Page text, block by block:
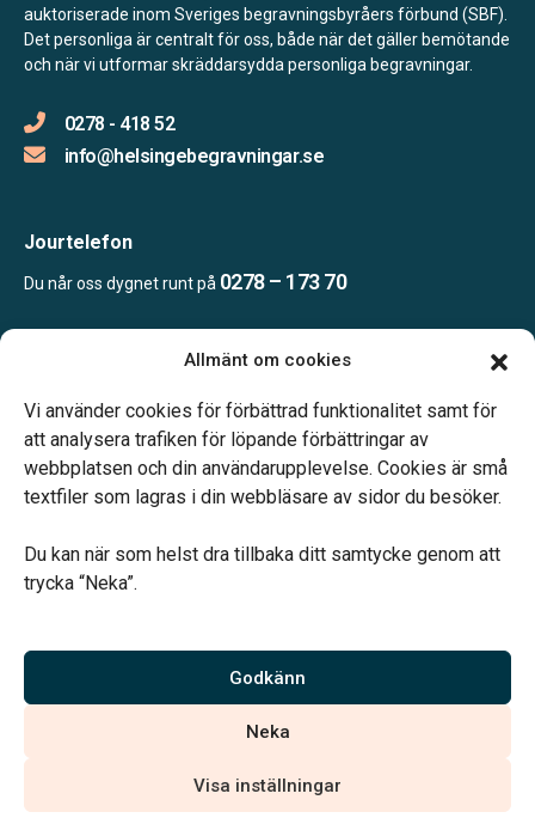
Allmänt om cookies
Vi använder cookies för förbättrad funktionalitet samt för
att analysera trafiken för löpande förbättringar av
webbplatsen och din användarupplevelse. Cookies är små
textfiler som lagras i din webbläsare av sidor du besöker.
Du kan när som helst dra tillbaka ditt samtycke genom att
trycka “Neka”.
Godkänn
Neka
Visa inställningar
auktoriserade inom Sveriges begravningsbyråers förbund (SBF).
Det personliga är centralt för oss, både när det gäller bemötande
och när vi utformar skräddarsydda personliga begravningar.
0278 - 418 52
info@helsingebegravningar.se
Jourtelefon
Du når oss dygnet runt på 0278 – 173 70
Kontoret bemannas enligt telefonöverenskommelse
Vårt systerbolag Verahill hjälper dig med familjejuridiken –
Vi är auktoriserade av Sveriges Begravningsbyråers Förbund och
har högt ställda krav på utbildning, kvalitet, miljö och arbetsmiljö.